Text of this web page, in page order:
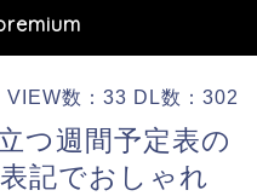
VIEW数：33 DL数：302
つ週間予定表の
記でおしゃれ